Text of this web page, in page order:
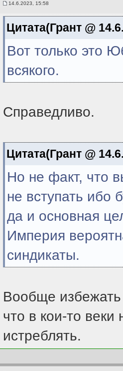
14.6.2023, 15:58
Цитата(Грант @
Вот только это
всякого.
Справедливо.
Цитата(Грант @
Но не факт, что
не вступать ибо
да и основная
Империя
синдикаты.
Вообще
что в кои-то
истреблять.